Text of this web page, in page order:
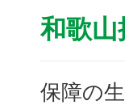
和歌
保障の